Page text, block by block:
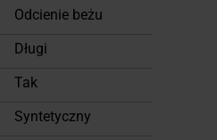
Odcienie beżu
Długi
Tak
Syntetyczny